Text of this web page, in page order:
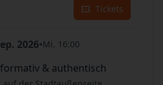
Tickets
2026•Mi. 16:00
& authentisch